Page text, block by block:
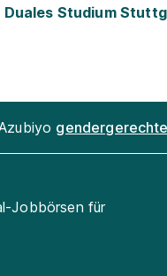
Duales Studium
Jobbörsen für